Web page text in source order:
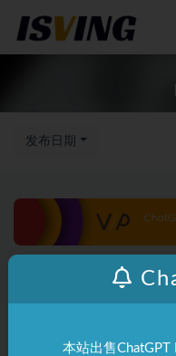
发布日期
本站出售